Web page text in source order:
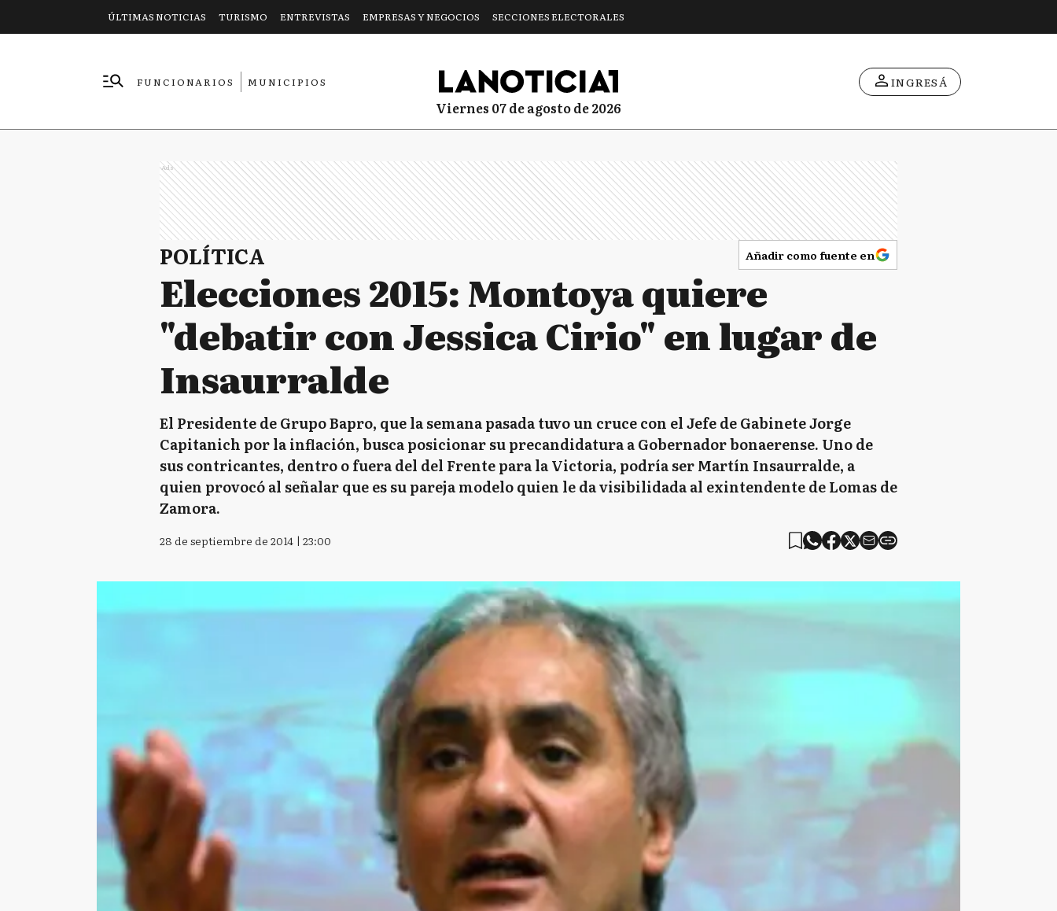
ÚLTIMAS NOTICIAS TURISMO ENTREVISTAS EMPRESAS Y NEGOCIOS SECCIONES ELECTORALES
FUNCIONARIOS
MUNICIPIOS
viernes 07 de agosto de 2026
INGRESÁ
Ads
POLÍTICA Añadir como fuente en
Elecciones 2015: Montoya quiere
"debatir con Jessica Cirio" en lugar de
Insaurralde
El Presidente de Grupo Bapro, que la semana pasada tuvo un cruce con el Jefe de Gabinete Jorge
Capitanich por la inflación, busca posicionar su precandidatura a Gobernador bonaerense. Uno de
sus contricantes, dentro o fuera del del Frente para la Victoria, podría ser Martín Insaurralde, a
quien provocó al señalar que es su pareja modelo quien le da visibilidada al exintendente de Lomas de
Zamora.
28 de septiembre de 2014 | 23:00